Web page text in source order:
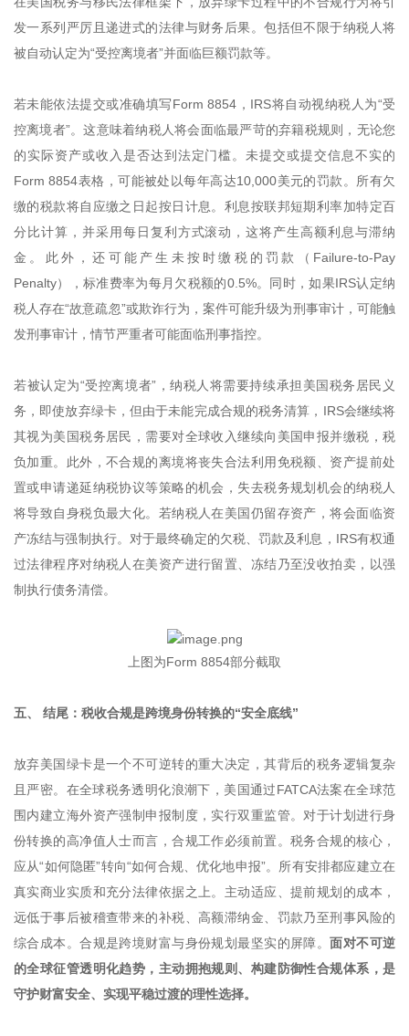
发一系列严厉且递进式的法律与财务后果。包括但不限于纳税人将
被自动认定为“受控离境者”‍并面临巨额罚款等。
若未能依法提交或准确填写Form 8854，IRS将自动视纳税人为“受
控离境者”。这意味着纳税人将会面临最严苛的弃籍税规则，无论您
的实际资产或收入是否达到法定门槛。未提交或提交信息不实的
Form 8854表格，可能被处以每年高达10,000美元的罚款。所有欠
缴的税款将自应缴之日起按日计息。利息按联邦短期利率加特定百
分比计算，并采用每日复利方式滚动，这将产生高额利息与滞纳
金。此外，还可能产生未按时缴税的罚款（Failure-to-Pay
Penalty），标准费率为每月欠税额的0.5%。同时，如果IRS认定纳
税人存在“故意疏忽”或欺诈行为，案件可能升级为刑事审计，可能触
发刑事审计，情节严重者可能面临刑事指控。
若被认定为“受控离境者”，纳税人将需要持续承担美国税务居民义
务，即使放弃绿卡，但由于未能完成合规的税务清算，IRS会继续将
其视为美国税务居民，需要对全球收入继续向美国申报并缴税，税
负加重。此外，不合规的离境将丧失合法利用免税额、资产提前处
置或申请递延纳税协议等策略的机会，失去税务规划机会的纳税人
将导致自身税负最大化。若纳税人在美国仍留存资产，将会面临资
产冻结与强制执行。对于最终确定的欠税、罚款及利息，IRS有权通
过法律程序对纳税人在美资产进行留置、冻结乃至没收拍卖，以强
制执行债务清偿。
上图为Form 8854部分截取
五、 结尾：税收合规是跨境身份转换的“安全底线”
放弃美国绿卡是一个不可逆转的重大决定，其背后的税务逻辑复杂
且严密。在全球税务透明化浪潮下，美国通过FATCA法案在全球范
围内建立海外资产强制申报制度，实行双重监管。对于计划进行身
份转换的高净值人士而言，合规工作必须前置。税务合规的核心，
应从“如何隐匿”转向“如何合规、优化地申报”。所有安排都应建立在
真实商业实质和充分法律依据之上。主动适应、提前规划的成本，
远低于事后被稽查带来的补税、高额滞纳金、罚款乃至刑事风险的
综合成本。合规是跨境财富与身份规划最坚实的屏障。面对不可逆
的全球征管透明化趋势，主动拥抱规则、构建防御性合规体系，是
守护财富安全、实现平稳过渡的理性选择。